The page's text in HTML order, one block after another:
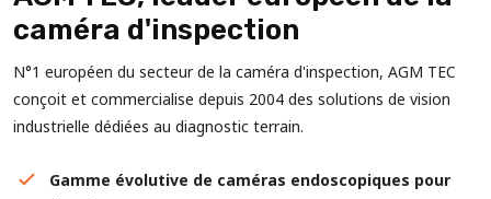
caméra d'inspection
N°1 européen du secteur de la caméra d'inspection, AGM TEC
conçoit et commercialise depuis 2004 des solutions de vision
industrielle dédiées au diagnostic terrain.
Gamme évolutive de caméras endoscopiques pour